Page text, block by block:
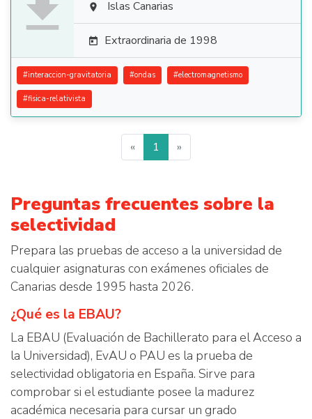
  Islas Canarias
 Extraordinaria de 1998
#interaccion-gravitatoria #ondas #electromagnetismo
#fisica-relativista
« 1 »
Preguntas frecuentes sobre la
selectividad
Prepara las pruebas de acceso a la universidad de
cualquier asignaturas con exámenes oficiales de
Canarias desde 1995 hasta 2026.
¿Qué es la EBAU?
La EBAU (Evaluación de Bachillerato para el Acceso a
la Universidad), EvAU o PAU es la prueba de
selectividad obligatoria en España. Sirve para
comprobar si el estudiante posee la madurez
académica necesaria para cursar un grado